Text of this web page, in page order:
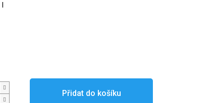
Přidat do košíku